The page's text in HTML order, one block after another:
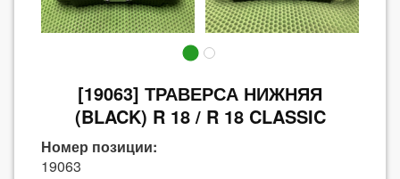
[19063] ТРАВЕРСА НИЖНЯЯ
(BLACK) R 18 / R 18 CLASSIC
Номер позиции:
19063